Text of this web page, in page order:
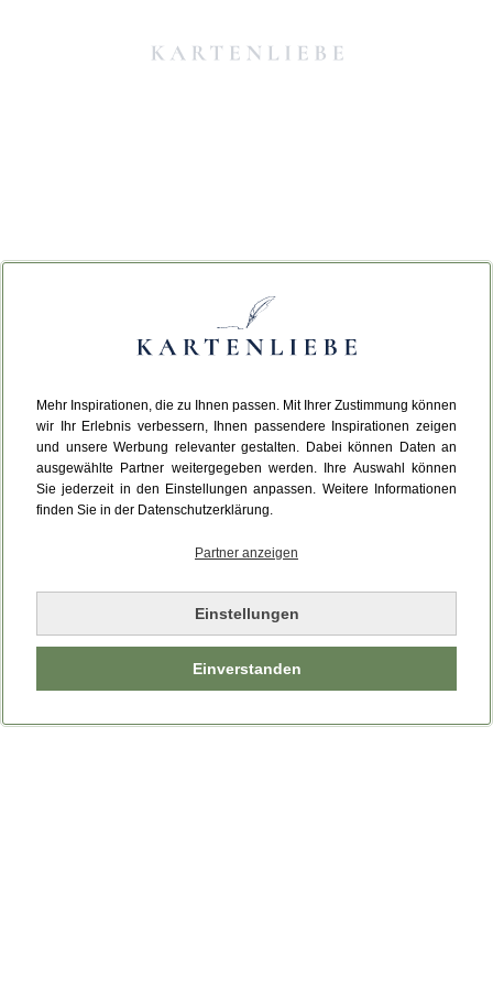
Mehr Inspirationen, die zu Ihnen passen. Mit Ihrer Zustimmung können
wir Ihr Erlebnis verbessern, Ihnen passendere Inspirationen zeigen
und unsere Werbung relevanter gestalten. Dabei können Daten an
ausgewählte Partner weitergegeben werden. Ihre Auswahl können
Sie jederzeit in den Einstellungen anpassen. Weitere Informationen
finden Sie in der Datenschutzerklärung.
Partner anzeigen
Einstellungen
Einverstanden
Da ist etwas schiefgelaufen.
Leider ist ein technischer Fehler aufgetreten.
Bitte laden Sie die Seite neu.